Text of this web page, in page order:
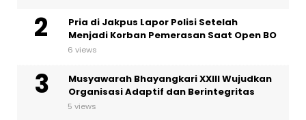
Pria di Jakpus Lapor Polisi Setelah
Menjadi Korban Pemerasan Saat Open BO
6 views
Musyawarah Bhayangkari XXIII Wujudkan
Organisasi Adaptif dan Berintegritas
5 views